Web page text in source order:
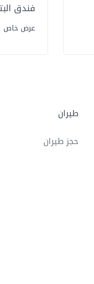
فندق
عرض خاص
طيران
حجز طيران